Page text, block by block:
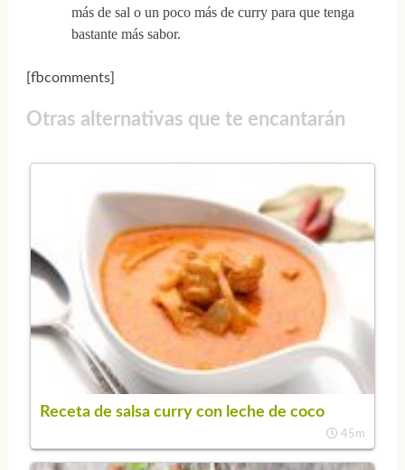
más de sal o un poco más de curry para que tenga
bastante más sabor.
[fbcomments]
Otras alternativas que te encantarán
Receta de salsa curry con leche de coco
45m